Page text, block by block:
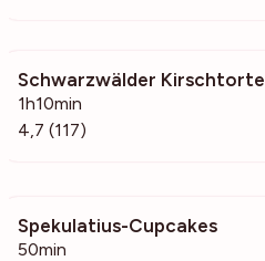
Schwarzwälder Kirschtorte
1h10min
4,7 (117)
Spekulatius-Cupcakes
50min